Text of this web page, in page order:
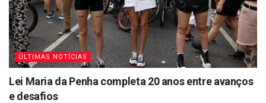
ÚLTIMAS NOTÍCIAS
Lei Maria da Penha completa 20 anos entre avanços
e desafios